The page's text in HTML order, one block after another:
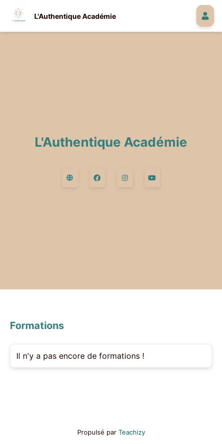
L'Authentique Académie
L'Authentique Académie
Formations
Il n'y a pas encore de formations !
Propulsé par Teachizy